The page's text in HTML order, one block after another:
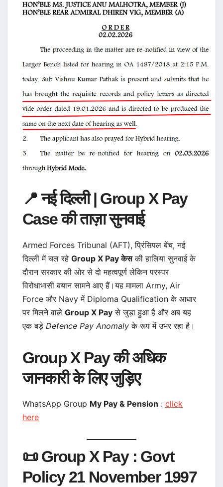
📍 नई दिल्ली | Group X Pay
Case की ताज़ा सुनवाई
Armed Forces Tribunal (AFT), प्रिंसिपल बेंच, नई
दिल्ली में चल रहे Group X Pay केसकी हालिया सुनवाई के
दौरान सरकार की ओर से दो महत्वपूर्ण लेकिन परस्पर
विरोधाभासी बयान सामने आए हैं।यह मामला Army, Air
Force और Navy में Diploma Qualification के आधार
पर मिलने वाले Group X Pay से जुड़ा हुआ है और अब यह
एक बड़े Defence Pay Anomaly के रूप में उभर रहा है।
Group X Pay की अधिक
जानकारी के लिए जुड़िए
WhatsApp Group My Pay & Pension : click
here
📜 Group X Pay : Govt
Policy 21 November 1997